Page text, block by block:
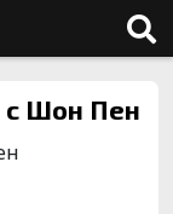
с Шон Пен